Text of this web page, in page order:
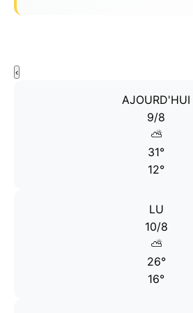
‹
AJOURD'HUI
9/8
⛅
31°
12°
LU
10/8
⛅
26°
16°